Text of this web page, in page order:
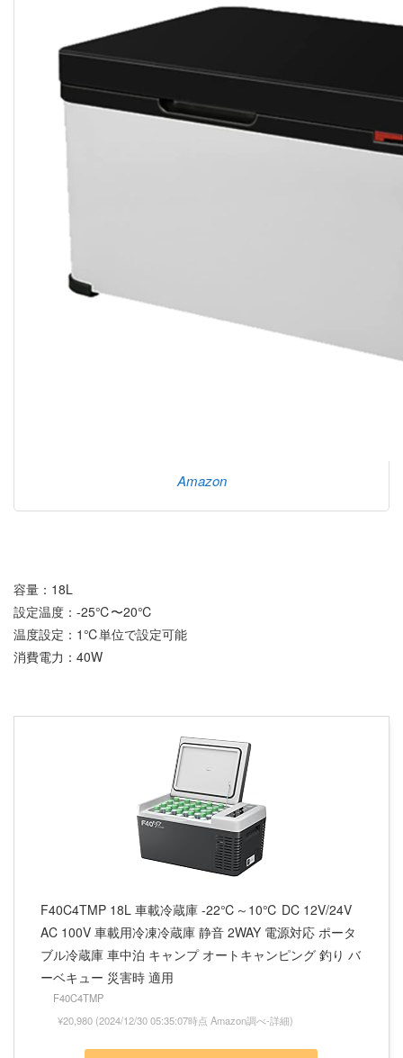
Amazon
容量：18L
設定温度：-25℃〜20℃
温度設定：1℃単位で設定可能
消費電力：40W
F40C4TMP 18L 車載冷蔵庫 -22℃～10℃ DC 12V/24V
AC 100V 車載用冷凍冷蔵庫 静音 2WAY 電源対応 ポータ
ブル冷蔵庫 車中泊 キャンプ オートキャンピング 釣り バ
ーベキュー 災害時 適用
F40C4TMP
¥20,980 (2024/12/30 05:35:07時点 Amazon調べ-詳細)